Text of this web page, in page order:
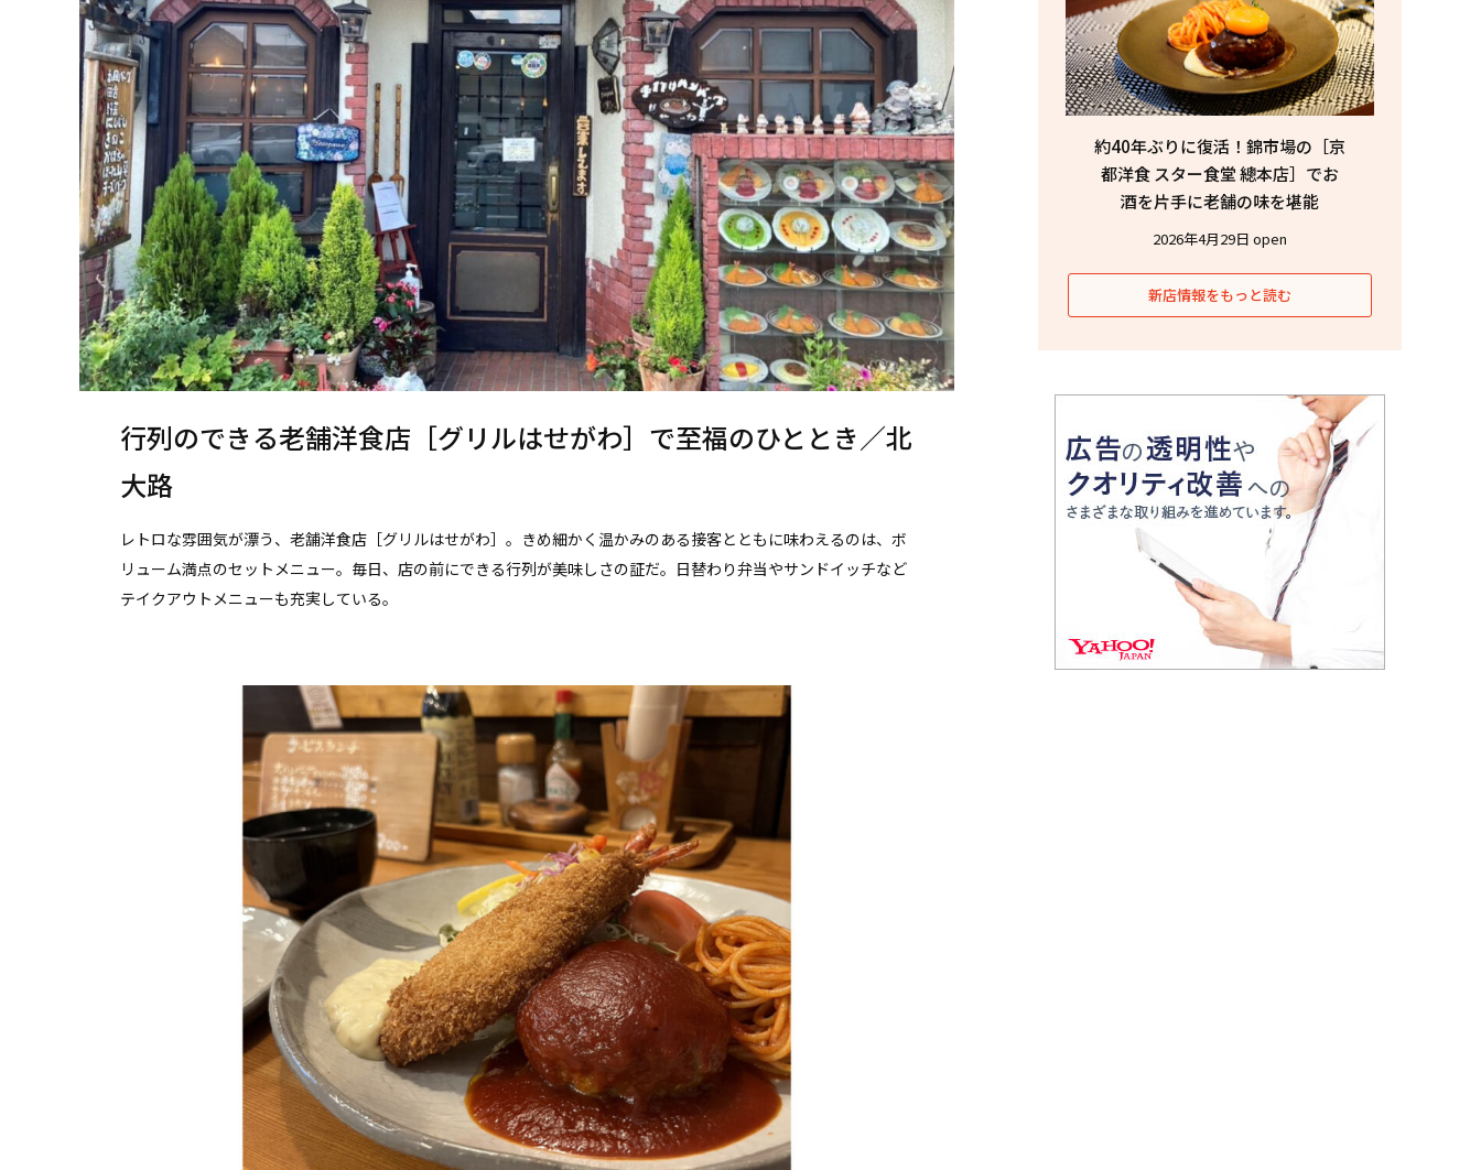
行列のできる老舗洋食店［グリルはせがわ］で至福のひととき／北
大路
レトロな雰囲気が漂う、老舗洋食店［グリルはせがわ］。きめ細かく温かみのある接客とともに味わえるのは、ボ
リューム満点のセットメニュー。毎日、店の前にできる行列が美味しさの証だ。日替わり弁当やサンドイッチなど
テイクアウトメニューも充実している。
約40年ぶりに復活！錦市場の［京
都洋食 スター食堂 總本店］でお
酒を片手に老舗の味を堪能
2026年4月29日 open
新店情報をもっと読む